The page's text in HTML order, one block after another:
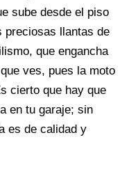
sube desde el piso
preciosas llantas de
que engancha
ves, pues la moto
cierto que hay que
en tu garaje; sin
es de calidad y